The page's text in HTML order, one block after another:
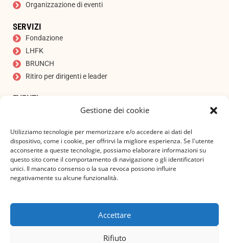
Gestione dei cookie
Utilizziamo tecnologie per memorizzare e/o accedere ai dati del
dispositivo, come i cookie, per offrirvi la migliore esperienza. Se l'utente
acconsente a queste tecnologie, possiamo elaborare informazioni su
questo sito come il comportamento di navigazione o gli identificatori
unici. Il mancato consenso o la sua revoca possono influire
negativamente su alcune funzionalità.
Accettare
Rifiuto
Organizzazione di eventi
SERVIZI
Fondazione
LHFK
BRUNCH
Ritiro per dirigenti e leader
EVENTI
ISCRIVITI ALLA NOSTRA NEWSLETTER
Indirizzo e-mail*
ISCRIVITI A